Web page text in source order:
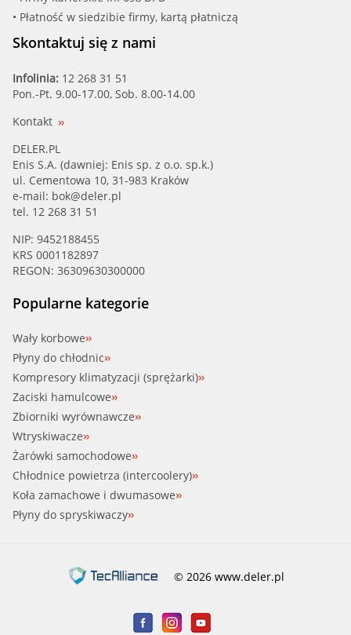
• Płatność w siedzibie firmy, kartą płatniczą
Skontaktuj się z nami
Infolinia: 12 268 31 51
Pon.-Pt. 9.00-17.00, Sob. 8.00-14.00
Kontakt
DELER.PL
Enis S.A. (dawniej: Enis sp. z o.o. sp.k.)
ul. Cementowa 10, 31-983 Kraków
e-mail: bok@deler.pl
tel. 12 268 31 51
NIP: 9452188455
KRS 0001182897
REGON: 36309630300000
Popularne kategorie
Wały korbowe
Płyny do chłodnic
Kompresory klimatyzacji (sprężarki)
Zaciski hamulcowe
Zbiorniki wyrównawcze
Wtryskiwacze
Żarówki samochodowe
Chłodnice powietrza (intercoolery)
Koła zamachowe i dwumasowe
Płyny do spryskiwaczy
© 2026 www.deler.pl